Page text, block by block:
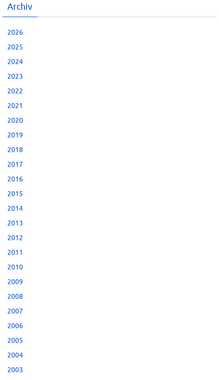
Archiv
2026
2025
2024
2023
2022
2021
2020
2019
2018
2017
2016
2015
2014
2013
2012
2011
2010
2009
2008
2007
2006
2005
2004
2003